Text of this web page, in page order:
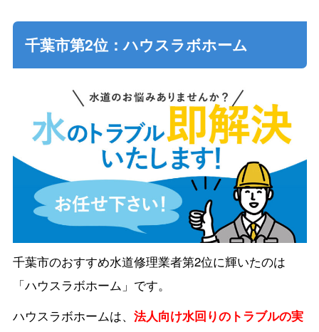
千葉市第2位：ハウスラボホーム
千葉市のおすすめ水道修理業者第2位に輝いたのは
「ハウスラボホーム」です。
ハウスラボホームは、 法人向け水回りのトラブルの実